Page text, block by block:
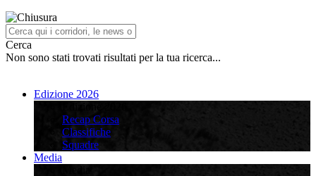
Cerca
Non sono stati trovati risultati per la tua ricerca...
Edizione 2026
Recap Corsa
Classifiche
Squadre
Media